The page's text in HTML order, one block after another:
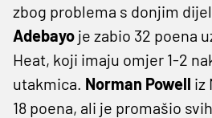
zbog problema s donjim
Adebayo je zabio 32 poena
Heat, koji imaju omjer 1-2
utakmica. Norman Powell iz
18 poena, ali je promašio